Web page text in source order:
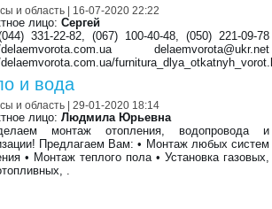
и область| 16-07-2020 22:22
лицо: Сергей
331-22-82, (067) 100-40-48, (050) 221-09-78
delaemvorota.com.ua delaemvorota@ukr.net
и вода
и область| 29-01-2020 18:14
лицо: Людмила Юрьевна
монтаж отопления, водопровода и
Предлагаем Вам: • Монтаж любых систем
• Монтаж теплого пола • Установка газовых,
.